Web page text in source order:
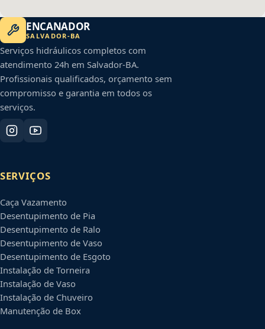
ENCANADOR
SALVADOR-BA
Serviços hidráulicos completos com
atendimento 24h em Salvador-BA.
Profissionais qualificados, orçamento sem
compromisso e garantia em todos os
serviços.
SERVIÇOS
Caça Vazamento
Desentupimento de Pia
Desentupimento de Ralo
Desentupimento de Vaso
Desentupimento de Esgoto
Instalação de Torneira
Instalação de Vaso
Instalação de Chuveiro
Manutenção de Box